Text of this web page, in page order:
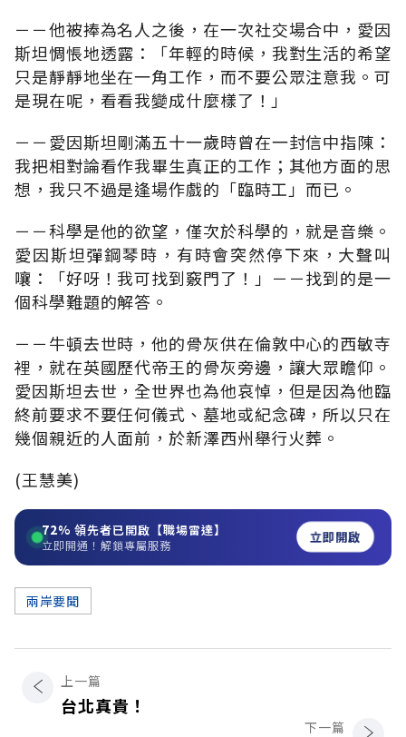
－－他被捧為名人之後，在一次社交場合中，愛因
斯坦惆悵地透露：「年輕的時候，我對生活的希望
只是靜靜地坐在一角工作，而不要公眾注意我。可
是現在呢，看看我變成什麼樣了！」
－－愛因斯坦剛滿五十一歲時曾在一封信中指陳：
我把相對論看作我畢生真正的工作；其他方面的思
想，我只不過是逢場作戲的「臨時工」而已。
－－科學是他的欲望，僅次於科學的，就是音樂。
愛因斯坦彈鋼琴時，有時會突然停下來，大聲叫
嚷：「好呀！我可找到竅門了！」－－找到的是一
個科學難題的解答。
－－牛頓去世時，他的骨灰供在倫敦中心的西敏寺
裡，就在英國歷代帝王的骨灰旁邊，讓大眾瞻仰。
愛因斯坦去世，全世界也為他哀悼，但是因為他臨
終前要求不要任何儀式、墓地或紀念碑，所以只在
幾個親近的人面前，於新澤西州舉行火葬。
(王慧美)
72% 領先者已開啟【職場雷達】
立即開通！解鎖專屬服務 立即開啟
兩岸要聞
上一篇
台北真貴！
下一篇